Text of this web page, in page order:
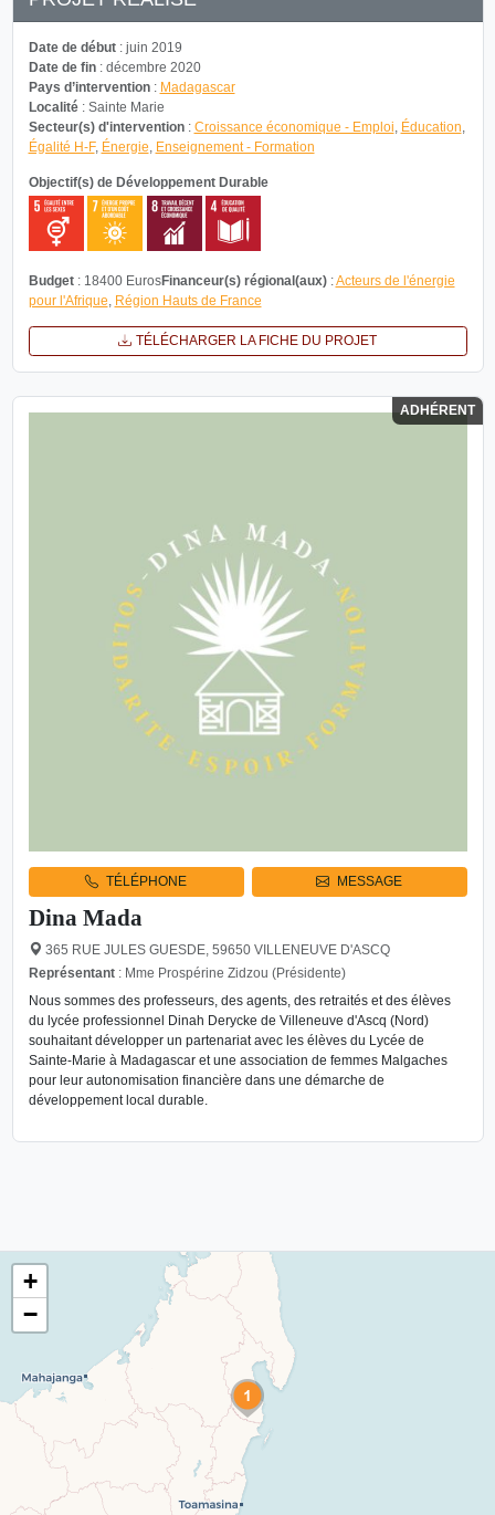
Date de début: juin 2019
Date de fin: décembre 2020
Pays d’intervention: Madagascar
Localité: Sainte Marie
Secteur(s) d'intervention: Croissance économique - Emploi Éducation
Égalité H-F, Énergie Enseignement - Formation
Objectif(s) de Développement Durable
Budget: 18400 EurosFinanceur(s) régional(aux):Acteurs de l'énergie
pour l'Afrique Région Hauts de France
TÉLÉCHARGER LA FICHE DU PROJET
ADHÉRENT
TÉLÉPHONE MESSAGE
Dina Mada
365 RUE JULES GUESDE, 59650 VILLENEUVE D'ASCQ
Représentant: Mme Prospérine Zidzou (Présidente)
Nous sommes des professeurs, des agents, des retraités et des élèves
du lycée professionnel Dinah Derycke de Villeneuve d'Ascq (Nord)
souhaitant développer un partenariat avec les élèves du Lycée de
Sainte-Marie à Madagascar et une association de femmes Malgaches
pour leur autonomisation financière dans une démarche de
développement local durable.
+
−